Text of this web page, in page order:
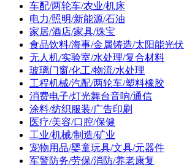
车配/两轮车/农业/机床
电力/照明/新能源/石油
家居/酒店/家具/珠宝
食品饮料/海事/金属铸造/太阳能光伏
无人机/实验室/水处理/复合材料
玻璃门窗/化工/物流/水处理
工程机械/汽配/两轮车/塑料橡胶
消费电子/灯光舞台音响/通信
涂料/纺织服装/广告印刷
医疗/美容/口腔/保健
工业/机械/制造/矿业
宠物用品/婴童玩具/文具/元器件
军警防务/劳保/消防/养老康复